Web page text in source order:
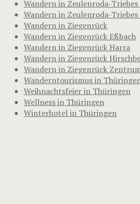
Wandern in Zeulenroda-Triebes
Wandern in Zeulenroda-
Wandern in Ziegenrück
Wandern in Ziegenrück Eßbach
Wandern in Ziegenrück Harra
Wandern in Ziegenrück
Wandern in Ziegenrück
Wanderntourismus in
Weihnachtsfeier in Thüringen
Wellness in Thüringen
Winterhotel in Thüringen